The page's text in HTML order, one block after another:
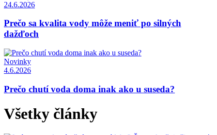
24.6.2026
Prečo sa kvalita vody môže meniť po silných
dažďoch
Novinky
4.6.2026
Prečo chutí voda doma inak ako u suseda?
Všetky články